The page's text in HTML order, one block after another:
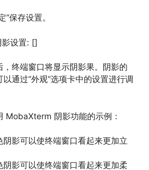
”保存设置。
设置: []
，终端窗口将显示阴影果。阴影的
通过“外观”选项卡中的设置进行调
MobaXterm 阴影功能的示例：
阴影可以使终端窗口看起来更加立
阴影可以使终端窗口看起来更加柔